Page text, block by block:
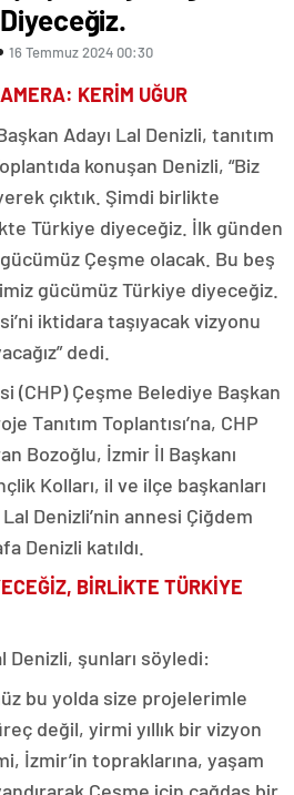
16 Temmuz 2024 00:30
KERİM UĞUR
Adayı Lal Denizli, tanıtım
konuşan Denizli, “Biz
çıktık. Şimdi birlikte
Türkiye diyeceğiz. İlk günden
Çeşme olacak. Bu beş
gücümüz Türkiye diyeceğiz.
iktidara taşıyacak vizyonu
dedi.
(CHP) Çeşme Belediye Başkan
Tanıtım Toplantısı’na, CHP
Bozoğlu, İzmir İl Başkanı
Kolları, il ve ilçe başkanları
Denizli’nin annesi Çiğdem
Denizli katıldı.
BİRLİKTE TÜRKİYE
Denizli, şunları söyledi:
bu yolda size projelerimle
değil, yirmi yıllık bir vizyon
İzmir’in topraklarına, yaşam